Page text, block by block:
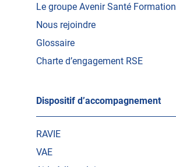
Le groupe Avenir Santé Formation
Nous rejoindre
Glossaire
Charte d’engagement RSE
Dispositif d’accompagnement
RAVIE
VAE